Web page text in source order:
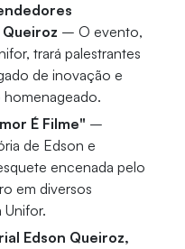
– O evento,
trará palestrantes
de inovação e
É Filme" –
de Edson e
encenada pelo
em diversos
Unifor.
Edson Queiroz,